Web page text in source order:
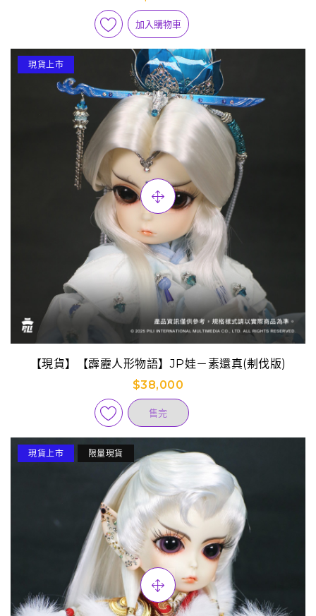
加入購物車
現貨上市
【現貨】【霹靂人形物語】JP娃－素還真(刜伐版)
$38,000
售完
現貨上市 限量現貨